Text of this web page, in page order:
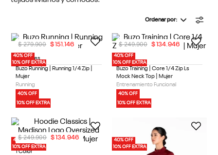
Ordenar por
40% OFF
10% OFF EXTRA
3 Colores
Buzo Running | Running 1/4 Zip |
Mujer
Running
40% OFF
10% OFF EXTRA
$ 279.900 $151 .146
40% OFF
10% OFF EXTRA
1 Color
Buzo Training | Core 1/4 Zip Ls
Mock Neck Top | Mujer
Entrenamiento Funcional
40% OFF
10% OFF EXTRA
$ 249.900 $134.946
40% OFF
10% OFF EXTRA
1 Color
$ 249.900 $134.946
40% OFF
10% OFF EXTRA